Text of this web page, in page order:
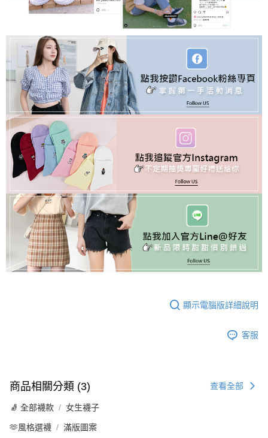
顯示電腦版詳細說明
客服
商品相關分類 (3) 查看全部
🧦 全部襪款 女生襪子
🫶風格選襪 滿版圖案